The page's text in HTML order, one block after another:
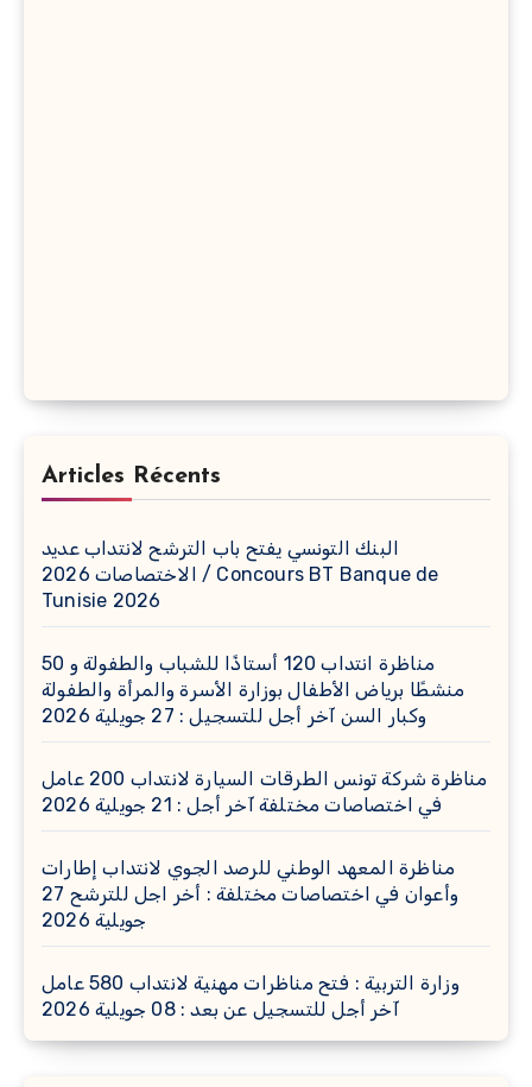
Articles Récents
البنك التونسي يفتح باب الترشح لانتداب عديد
الاختصاصات 2026 / Concours BT Banque de
Tunisie 2026
مناظرة انتداب 120 أستاذًا للشباب والطفولة و 50
منشطًا برياض الأطفال بوزارة الأسرة والمرأة والطفولة
وكبار السن آخر أجل للتسجيل : 27 جويلية 2026
مناظرة شركة تونس الطرقات السيارة لانتداب 200 عامل
في اختصاصات مختلفة آخر أجل : 21 جويلية 2026
مناظرة المعهد الوطني للرصد الجوي لانتداب إطارات
وأعوان في اختصاصات مختلفة : أخر اجل للترشح 27
جويلية 2026
وزارة التربية : فتح مناظرات مهنية لانتداب 580 عامل
آخر أجل للتسجيل عن بعد : 08 جويلية 2026